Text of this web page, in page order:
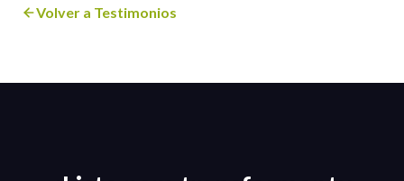
Volver a Testimonios